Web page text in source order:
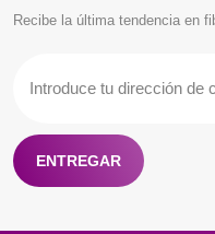
Recibe la última tendencia en
ENTREGAR